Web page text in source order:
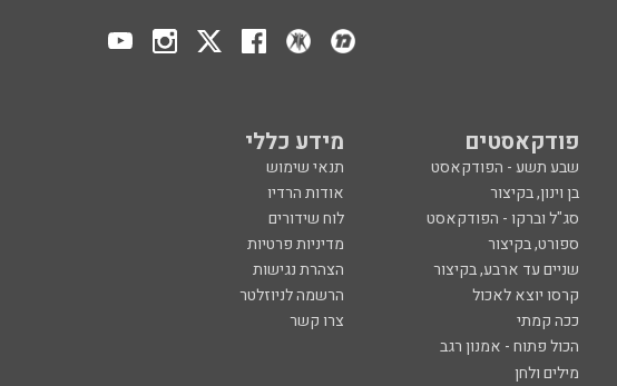
פודקאסטים מידע כללי
שבע תשע - הפודקאסט
תנאי שימוש
בן וינון, בקיצור
אודות הרדיו
סג"ל וברקו - הפודקאסט
לוח שידורים
ספורט, בקיצור
מדיניות פרטיות
שניים עד ארבע, בקיצור
הצהרת נגישות
קרסו יוצא לאכול
הרשמה לניוזלטר
ככה קמתי
צרו קשר
הכול פתוח - אמנון רגב
מילים ולחן